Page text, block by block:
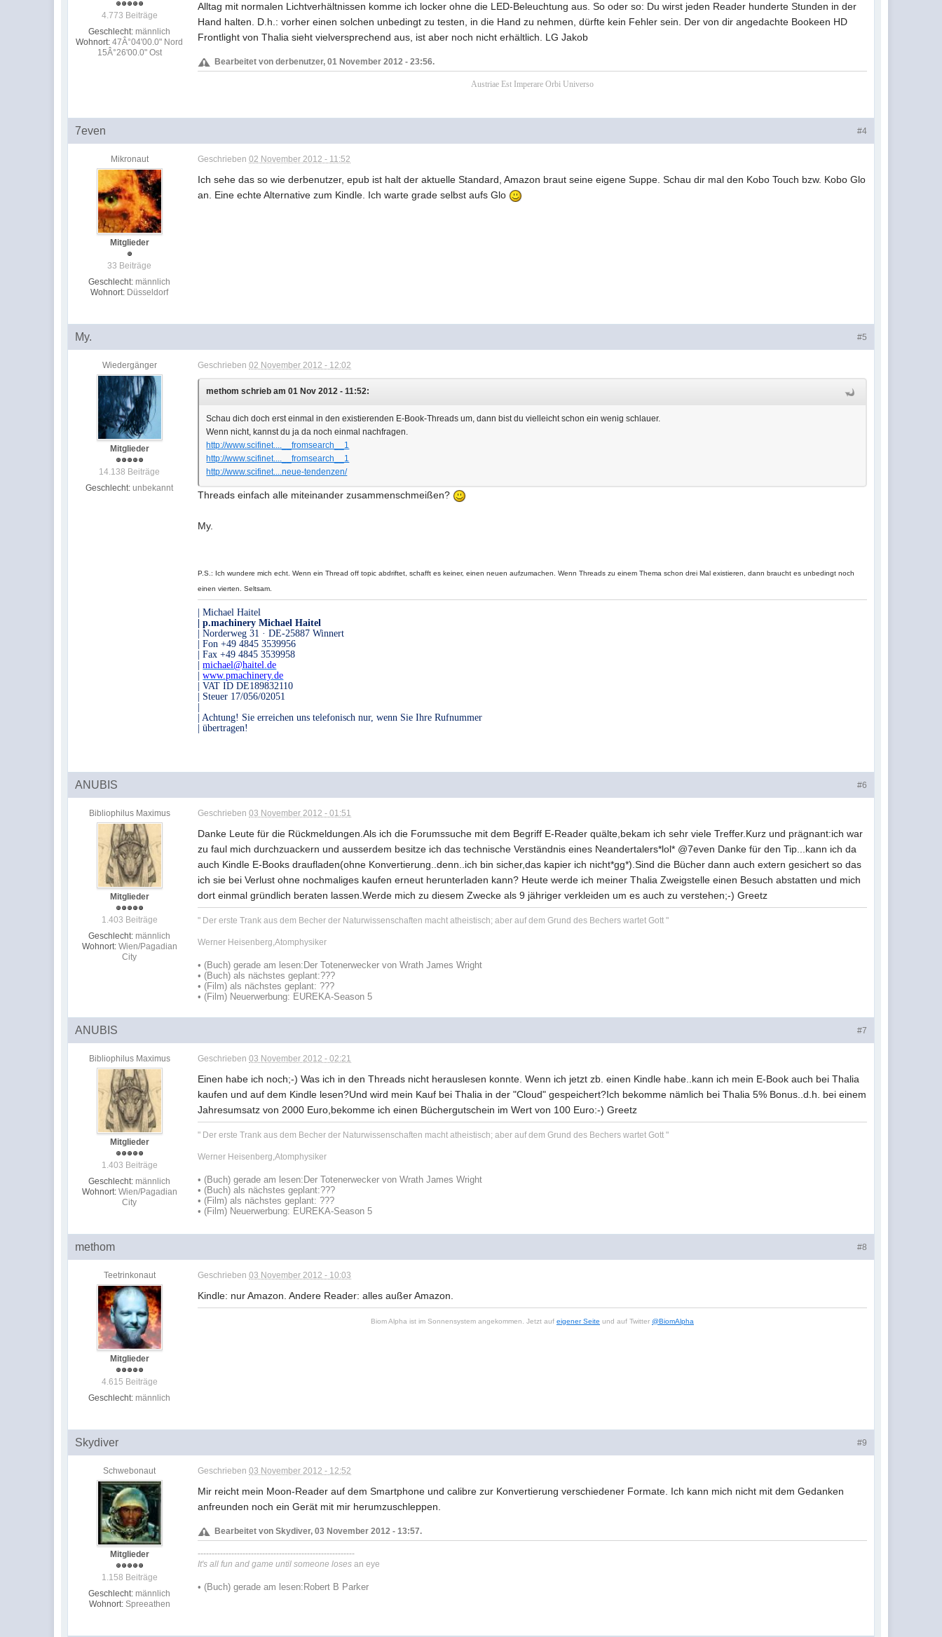
4.773 Beiträge
Geschlecht: männlich
Wohnort: 47Â°04'00.0" Nord
15Â°26'00.0" Ost
Alltag mit normalen Lichtverhältnissen komme ich locker ohne die LED-Beleuchtung aus. So oder so: Du wirst jeden Reader hunderte Stunden in der
Hand halten. D.h.: vorher einen solchen unbedingt zu testen, in die Hand zu nehmen, dürfte kein Fehler sein. Der von dir angedachte Bookeen HD
Frontlight von Thalia sieht vielversprechend aus, ist aber noch nicht erhältlich. LG Jakob
Bearbeitet von derbenutzer, 01 November 2012 - 23:56.
Austriae Est Imperare Orbi Universo
#4
7even
Mikronaut
Mitglieder
33 Beiträge
Geschlecht: männlich
Wohnort: Düsseldorf
Geschrieben02 November 2012 - 11:52
Ich sehe das so wie derbenutzer, epub ist halt der aktuelle Standard, Amazon braut seine eigene Suppe. Schau dir mal den Kobo Touch bzw. Kobo Glo
an. Eine echte Alternative zum Kindle. Ich warte grade selbst aufs Glo
#5
My.
Wiedergänger
Mitglieder
14.138 Beiträge
Geschlecht: unbekannt
Geschrieben02 November 2012 - 12:02
methom schrieb am 01 Nov 2012 - 11:52:
Schau dich doch erst einmal in den existierenden E-Book-Threads um, dann bist du vielleicht schon ein wenig schlauer.
Wenn nicht, kannst du ja da noch einmal nachfragen.
http://www.scifinet....__fromsearch__1
http://www.scifinet....__fromsearch__1
http://www.scifinet....neue-tendenzen/
Threads einfach alle miteinander zusammenschmeißen?
My.
P.S.: Ich wundere mich echt. Wenn ein Thread off topic abdriftet, schafft es keiner, einen neuen aufzumachen. Wenn Threads zu einem Thema schon drei Mal existieren, dann braucht es unbedingt noch
einen vierten. Seltsam.
| Michael Haitel
| p.machinery Michael Haitel
| Norderweg 31 · DE-25887 Winnert
| Fon +49 4845 3539956
| Fax +49 4845 3539958
|michael@haitel.de
|www.pmachinery.de
| VAT ID DE189832110
| Steuer 17/056/02051
| Achtung! Sie erreichen uns telefonisch nur, wenn Sie Ihre Rufnummer
| übertragen!
#6
ANUBIS
Bibliophilus Maximus
Mitglieder
1.403 Beiträge
Geschlecht: männlich
Wohnort: Wien/Pagadian
City
Geschrieben03 November 2012 - 01:51
Danke Leute für die Rückmeldungen.Als ich die Forumssuche mit dem Begriff E-Reader quälte,bekam ich sehr viele Treffer.Kurz und prägnant:ich war
zu faul mich durchzuackern und ausserdem besitze ich das technische Verständnis eines Neandertalers*lol* @7even Danke für den Tip...kann ich da
auch Kindle E-Books draufladen(ohne Konvertierung..denn..ich bin sicher,das kapier ich nicht*gg*).Sind die Bücher dann auch extern gesichert so das
ich sie bei Verlust ohne nochmaliges kaufen erneut herunterladen kann? Heute werde ich meiner Thalia Zweigstelle einen Besuch abstatten und mich
dort einmal gründlich beraten lassen.Werde mich zu diesem Zwecke als 9 jähriger verkleiden um es auch zu verstehen;-) Greetz
" Der erste Trank aus dem Becher der Naturwissenschaften macht atheistisch; aber auf dem Grund des Bechers wartet Gott "
Werner Heisenberg,Atomphysiker
• (Buch) gerade am lesen: Der Totenerwecker von Wrath James Wright
• (Buch) als nächstes geplant:???
• (Film) als nächstes geplant: ???
• (Film) Neuerwerbung: EUREKA-Season 5
#7
ANUBIS
Bibliophilus Maximus
Mitglieder
1.403 Beiträge
Geschlecht: männlich
Wohnort: Wien/Pagadian
City
Geschrieben03 November 2012 - 02:21
Einen habe ich noch;-) Was ich in den Threads nicht herauslesen konnte. Wenn ich jetzt zb. einen Kindle habe..kann ich mein E-Book auch bei Thalia
kaufen und auf dem Kindle lesen?Und wird mein Kauf bei Thalia in der "Cloud" gespeichert?Ich bekomme nämlich bei Thalia 5% Bonus..d.h. bei einem
Jahresumsatz von 2000 Euro,bekomme ich einen Büchergutschein im Wert von 100 Euro:-) Greetz
" Der erste Trank aus dem Becher der Naturwissenschaften macht atheistisch; aber auf dem Grund des Bechers wartet Gott "
Werner Heisenberg,Atomphysiker
• (Buch) gerade am lesen: Der Totenerwecker von Wrath James Wright
• (Buch) als nächstes geplant:???
• (Film) als nächstes geplant: ???
• (Film) Neuerwerbung: EUREKA-Season 5
#8
methom
Teetrinkonaut
Mitglieder
4.615 Beiträge
Geschlecht: männlich
Geschrieben03 November 2012 - 10:03
Kindle: nur Amazon. Andere Reader: alles außer Amazon.
Biom Alpha ist im Sonnensystem angekommen. Jetzt auf eigener Seite und auf Twitter @BiomAlpha
#9
Skydiver
Schwebonaut
Mitglieder
1.158 Beiträge
Geschlecht: männlich
Wohnort: Spreeathen
Geschrieben03 November 2012 - 12:52
Mir reicht mein Moon-Reader auf dem Smartphone und calibre zur Konvertierung verschiedener Formate. Ich kann mich nicht mit dem Gedanken
anfreunden noch ein Gerät mit mir herumzuschleppen.
Bearbeitet von Skydiver, 03 November 2012 - 13:57.
--------------------------------------------------------
It's all fun and game until someone loses an eye
• (Buch) gerade am lesen: Robert B Parker